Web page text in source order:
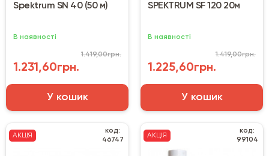
Spektrum SN 40 (50 м)
В наявності
1.231,60грн.
1.419,00грн.
У кошик
SPEKTRUM SF 120 20м
В наявності
1.225,60грн.
1.419,00грн.
У кошик
АКЦІЯ
код:
46747
АКЦІЯ
код:
99104